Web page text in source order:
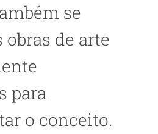
se
obras de arte
para
o conceito.